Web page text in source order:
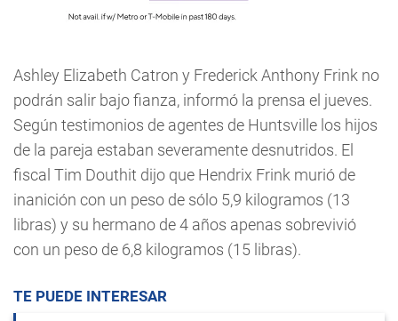
Ashley Elizabeth Catron y Frederick Anthony Frink no
podrán salir bajo fianza, informó la prensa el jueves.
Según testimonios de agentes de Huntsville los hijos
de la pareja estaban severamente desnutridos. El
fiscal Tim Douthit dijo que Hendrix Frink murió de
inanición con un peso de sólo 5,9 kilogramos (13
libras) y su hermano de 4 años apenas sobrevivió
con un peso de 6,8 kilogramos (15 libras).
TE PUEDE INTERESAR